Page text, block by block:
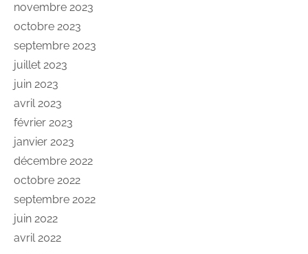
novembre 2023
octobre 2023
septembre 2023
juillet 2023
juin 2023
avril 2023
février 2023
janvier 2023
décembre 2022
octobre 2022
septembre 2022
juin 2022
avril 2022